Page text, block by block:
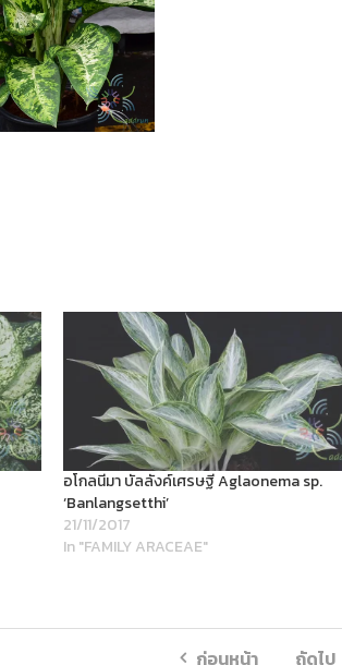
อโกลนีมา บัลลังค์เศรษฐี Aglaonema sp.
‘Banlangsetthi’
21/11/2017
In "FAMILY ARACEAE"
ก่อนหน้า ถัดไป